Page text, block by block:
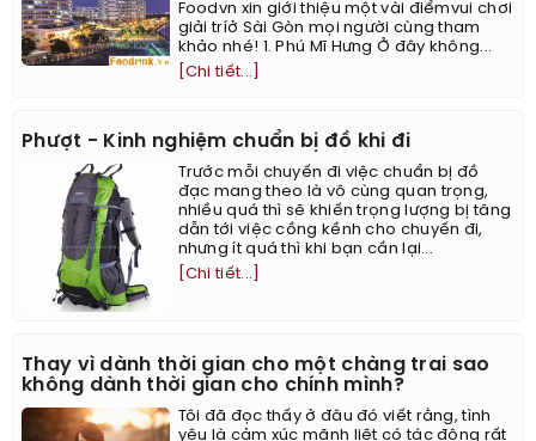
Foodvn xin giới thiệu một vài điểmvui chơi
giải tríở Sài Gòn mọi người cùng tham
khảo nhé! 1. Phú Mĩ Hưng Ở đây không...
[Chi tiết...]
Phượt - Kinh nghiệm chuẩn bị đồ khi đi
Trước mỗi chuyến đi việc chuẩn bị đồ
đạc mang theo là vô cùng quan trọng,
nhiều quá thì sẽ khiến trọng lượng bị tăng
dẫn tới việc cồng kềnh cho chuyến đi,
nhưng ít quá thì khi bạn cần lại...
[Chi tiết...]
Thay vì dành thời gian cho một chàng trai sao
không dành thời gian cho chính mình?
Tôi đã đọc thấy ở đâu đó viết rằng, tình
yêu là cảm xúc mãnh liệt có tác động rất